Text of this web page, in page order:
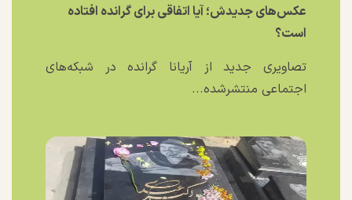
عکس‌های جدیدش؛ آیا اتفاقی برای گرانده افتاده
است؟
تصاویری جدید از آریانا گرانده در شبکه‌های
اجتماعی منتشرشده...